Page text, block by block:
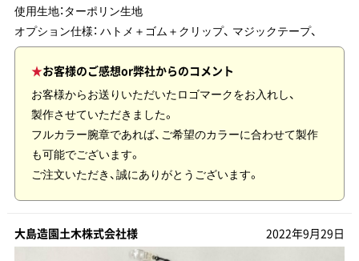
使用生地： ターポリン生地
オプション仕様： ハトメ＋ゴム＋クリップ、 マジックテープ、
お客様のご感想or弊社からのコメント
お客様からお送りいただいたロゴマークをお入れし、
製作させていただきました。
フルカラー腕章であれば、ご希望のカラーに合わせて製作
も可能でございます。
ご注文いただき、誠にありがとうございます。
大島造園土木株式会社様 2022年9月29日